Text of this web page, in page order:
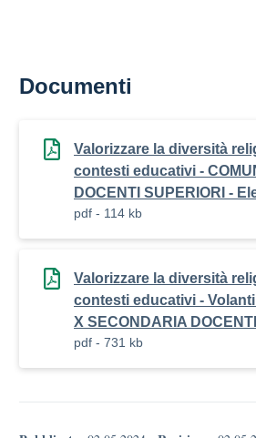
Documenti
Valorizzare la diversità
contesti educativi -
DOCENTI SUPERIORI -
pdf - 114 kb
Valorizzare la diversità
contesti educativi -
X SECONDARIA DOCENTI
pdf - 731 kb